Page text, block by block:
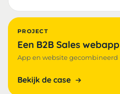
PROJECT
Een B2B Sales webapp
App en website gecombineerd
Bekijk de case